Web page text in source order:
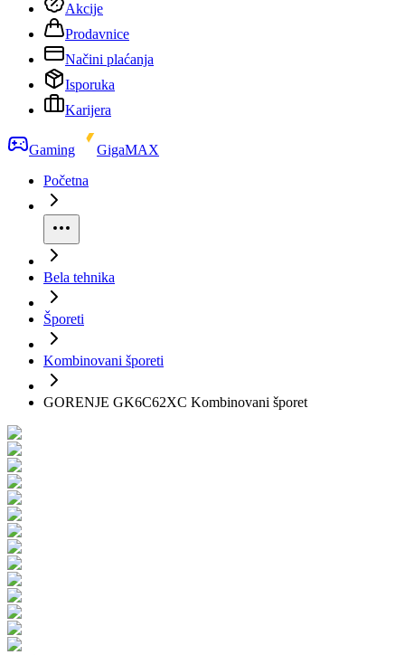
Akcije
Prodavnice
Načini plaćanja
Isporuka
Karijera
Gaming
GigaMAX
Početna
Bela tehnika
Šporeti
Kombinovani šporeti
GORENJE GK6C62XC Kombinovani šporet